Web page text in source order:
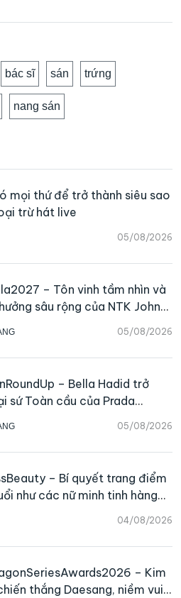
bác sĩ sán trứng
nang sán
05/08/2026
mọi thứ để trở thành siêu sao
trừ hát live
05/08/2026
– Tôn vinh tầm nhìn và
sâu rộng của NTK John
05/08/2026
– Bella Hadid trở
sứ Toàn cầu của Prada
mua lại Charvet
04/08/2026
– Bí quyết trang điểm
như các nữ minh tinh hàng
– Kim
thắng Daesang, niềm vui